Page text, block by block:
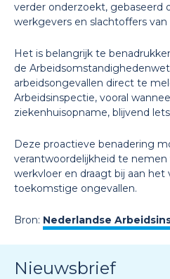
verder onderzoekt, gebaseerd
werkgevers en slachtoffers van
Het is belangrijk te
de
arbeidsongevallen direct te
Arbeidsinspectie, vooral
ziekenhuisopname, blijvend
Deze proactieve benadering
verantwoordelijkheid te
werkvloer en draagt bij aan het
toekomstige ongevallen.
Bron: Nederlandse
Nieuwsbrief